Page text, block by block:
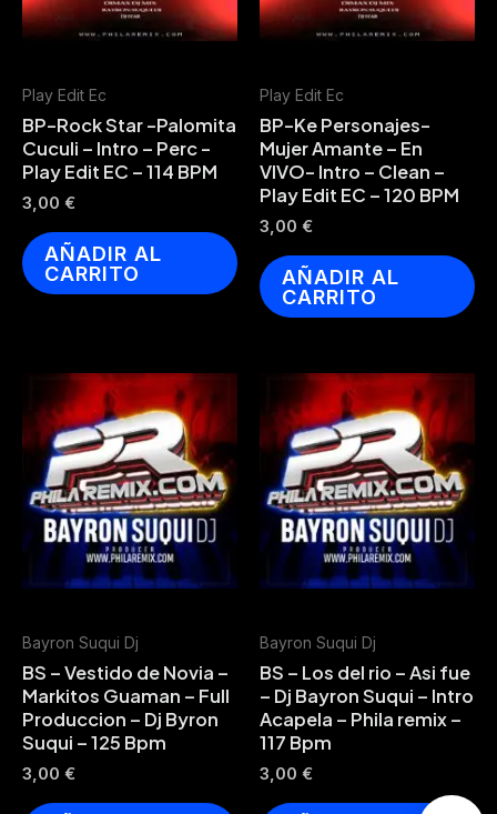
Play Edit Ec
BP-Rock Star -Palomita
Cuculi – Intro – Perc -
Play Edit EC – 114 BPM
3,00 €
AÑADIR AL
CARRITO
Play Edit Ec
BP-Ke Personajes-
Mujer Amante – En
VIVO- Intro – Clean –
Play Edit EC – 120 BPM
3,00 €
AÑADIR AL
CARRITO
Bayron Suqui Dj
BS – Vestido de Novia –
Markitos Guaman – Full
Produccion – Dj Byron
Suqui – 125 Bpm
3,00 €
Bayron Suqui Dj
BS – Los del rio – Asi fue
– Dj Bayron Suqui – Intro
Acapela – Phila remix –
117 Bpm
3,00 €